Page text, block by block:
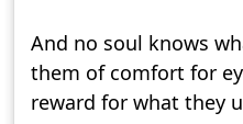
And no soul knows
them of comfort for
reward for what they